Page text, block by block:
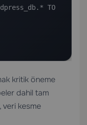
TO
kritik öneme
dahil tam
kesme